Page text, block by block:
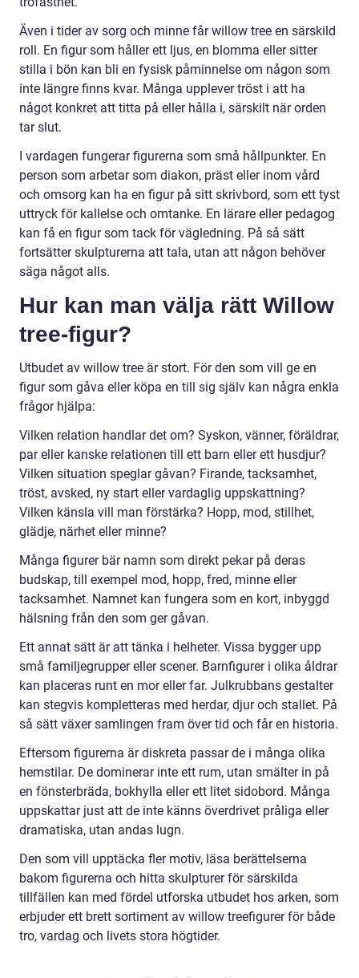
Även i tider av sorg och minne får willow tree en särskild
roll. En figur som håller ett ljus, en blomma eller sitter
stilla i bön kan bli en fysisk påminnelse om någon som
inte längre finns kvar. Många upplever tröst i att ha
något konkret att titta på eller hålla i, särskilt när orden
tar slut.
I vardagen fungerar figurerna som små hållpunkter. En
person som arbetar som diakon, präst eller inom vård
och omsorg kan ha en figur på sitt skrivbord, som ett tyst
uttryck för kallelse och omtanke. En lärare eller pedagog
kan få en figur som tack för vägledning. På så sätt
fortsätter skulpturerna att tala, utan att någon behöver
säga något alls.
Hur kan man välja rätt Willow
tree-figur?
Utbudet av willow tree är stort. För den som vill ge en
figur som gåva eller köpa en till sig själv kan några enkla
frågor hjälpa:
Vilken relation handlar det om? Syskon, vänner, föräldrar,
par eller kanske relationen till ett barn eller ett husdjur?
Vilken situation speglar gåvan? Firande, tacksamhet,
tröst, avsked, ny start eller vardaglig uppskattning?
Vilken känsla vill man förstärka? Hopp, mod, stillhet,
glädje, närhet eller minne?
Många figurer bär namn som direkt pekar på deras
budskap, till exempel mod, hopp, fred, minne eller
tacksamhet. Namnet kan fungera som en kort, inbyggd
hälsning från den som ger gåvan.
Ett annat sätt är att tänka i helheter. Vissa bygger upp
små familjegrupper eller scener. Barnfigurer i olika åldrar
kan placeras runt en mor eller far. Julkrubbans gestalter
kan stegvis kompletteras med herdar, djur och stallet. På
så sätt växer samlingen fram över tid och får en historia.
Eftersom figurerna är diskreta passar de i många olika
hemstilar. De dominerar inte ett rum, utan smälter in på
en fönsterbräda, bokhylla eller ett litet sidobord. Många
uppskattar just att de inte känns överdrivet pråliga eller
dramatiska, utan andas lugn.
Den som vill upptäcka fler motiv, läsa berättelserna
bakom figurerna och hitta skulpturer för särskilda
tillfällen kan med fördel utforska utbudet hos arken, som
erbjuder ett brett sortiment av willow treefigurer för både
tro, vardag och livets stora högtider.